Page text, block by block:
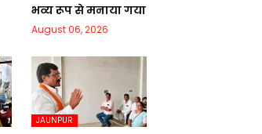
भव्य रूप से मनाया गया
August 06, 2026
JAUNPUR